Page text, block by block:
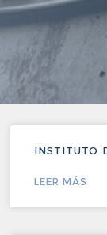
INSTITUTO
LEER MÁS